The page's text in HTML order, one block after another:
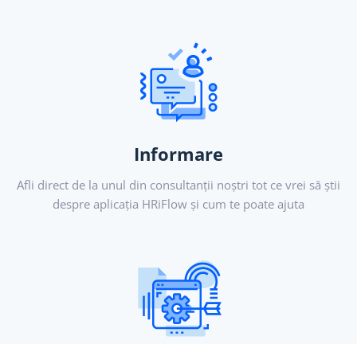
Informare
Afli direct de la unul din consultanții noștri tot ce vrei să știi
despre aplicația HRiFlow și cum te poate ajuta